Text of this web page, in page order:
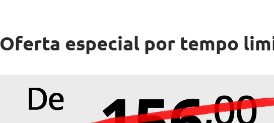
Oferta especial por tempo